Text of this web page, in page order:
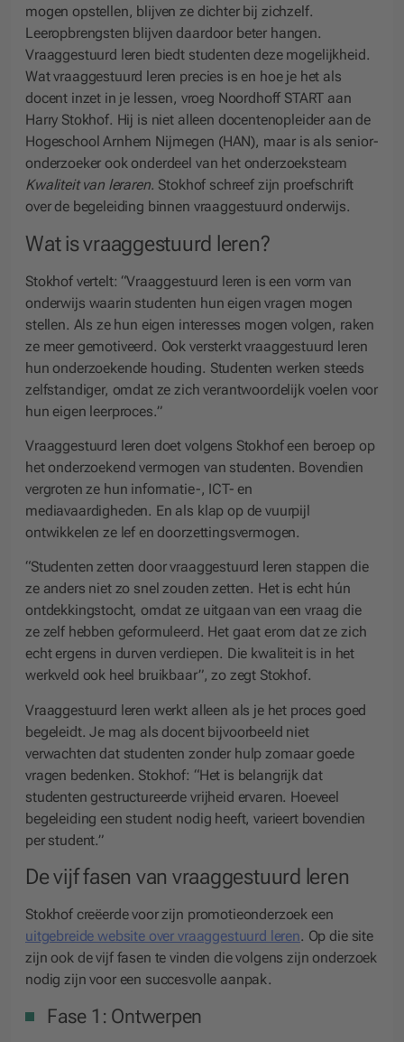
mogen opstellen, blijven ze dichter bij zichzelf.
Leeropbrengsten blijven daardoor beter hangen.
Vraaggestuurd leren biedt studenten deze mogelijkheid.
Wat vraaggestuurd leren precies is en hoe je het als
docent inzet in je lessen, vroeg Noordhoff START aan
Harry Stokhof. Hij is niet alleen docentenopleider aan de
Hogeschool Arnhem Nijmegen (HAN), maar is als senior-
onderzoeker ook onderdeel van het onderzoeksteam
Kwaliteit van leraren. Stokhof schreef zijn proefschrift
over de begeleiding binnen vraaggestuurd onderwijs.
Wat is vraaggestuurd leren?
Stokhof vertelt: “Vraaggestuurd leren is een vorm van
onderwijs waarin studenten hun eigen vragen mogen
stellen. Als ze hun eigen interesses mogen volgen, raken
ze meer gemotiveerd. Ook versterkt vraaggestuurd leren
hun onderzoekende houding. Studenten werken steeds
zelfstandiger, omdat ze zich verantwoordelijk voelen voor
hun eigen leerproces.”
Vraaggestuurd leren doet volgens Stokhof een beroep op
het onderzoekend vermogen van studenten. Bovendien
vergroten ze hun informatie-, ICT- en
mediavaardigheden. En als klap op de vuurpijl
ontwikkelen ze lef en doorzettingsvermogen.
“Studenten zetten door vraaggestuurd leren stappen die
ze anders niet zo snel zouden zetten. Het is echt hún
ontdekkingstocht, omdat ze uitgaan van een vraag die
ze zelf hebben geformuleerd. Het gaat erom dat ze zich
echt ergens in durven verdiepen. Die kwaliteit is in het
werkveld ook heel bruikbaar”, zo zegt Stokhof.
Vraaggestuurd leren werkt alleen als je het proces goed
begeleidt. Je mag als docent bijvoorbeeld niet
verwachten dat studenten zonder hulp zomaar goede
vragen bedenken. Stokhof: “Het is belangrijk dat
studenten gestructureerde vrijheid ervaren. Hoeveel
begeleiding een student nodig heeft, varieert bovendien
per student.”
De vijf fasen van vraaggestuurd leren
Stokhof creëerde voor zijn promotieonderzoek een
uitgebreide website over vraaggestuurd leren. Op die site
zijn ook de vijf fasen te vinden die volgens zijn onderzoek
nodig zijn voor een succesvolle aanpak.
Fase 1: Ontwerpen